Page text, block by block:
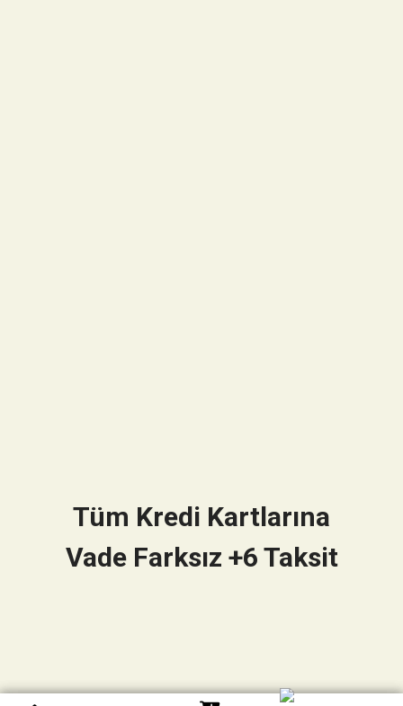
Tüm Kredi Kartlarına
Vade Farksız +6 Taksit